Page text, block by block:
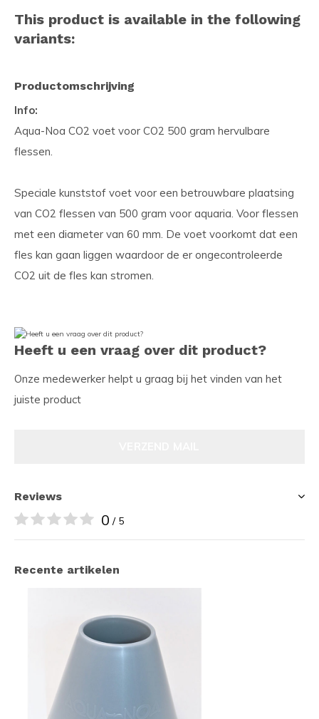
This product is available in the following
variants:
Productomschrijving
Info:
Aqua-Noa CO2 voet voor CO2 500 gram hervulbare
flessen.
Speciale kunststof voet voor een betrouwbare plaatsing
van CO2 flessen van 500 gram voor aquaria. Voor flessen
met een diameter van 60 mm. De voet voorkomt dat een
fles kan gaan liggen waardoor de er ongecontroleerde
CO2 uit de fles kan stromen.
Heeft u een vraag over dit product?
Onze medewerker helpt u graag bij het vinden van het
juiste product
Reviews
0 / 5
Recente artikelen